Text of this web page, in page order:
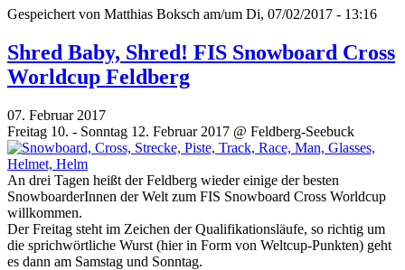
Gespeichert von Matthias Boksch am/um Di, 07/02/2017 - 13:16
Shred Baby, Shred! FIS Snowboard Cross
Worldcup Feldberg
07. Februar 2017
Freitag 10. - Sonntag 12. Februar 2017 @ Feldberg-Seebuck
An drei Tagen heißt der Feldberg wieder einige der besten
SnowboarderInnen der Welt zum FIS Snowboard Cross Worldcup
willkommen.
Der Freitag steht im Zeichen der Qualifikationsläufe, so richtig um
die sprichwörtliche Wurst (hier in Form von Weltcup-Punkten) geht
es dann am Samstag und Sonntag.